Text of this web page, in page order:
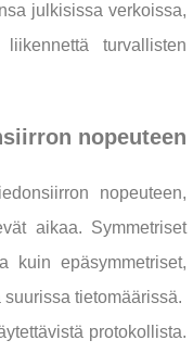
julkisissa verkoissa,
turvallisten
nopeuteen
nopeuteen,
aikaa. Symmetriset
kuin epäsymmetriset,
tietomäärissä.
protokollista.